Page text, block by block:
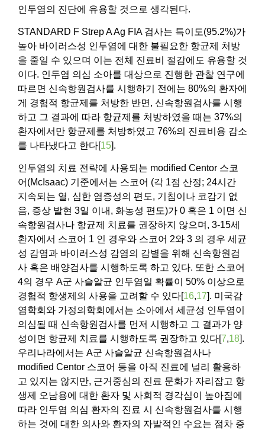
인두염의 진단에 유용할 것으로 생각된다.
STANDARD F Strep A Ag FIA 검사는 특이도(95.2%)가
높아 바이러스성 인두염에 대한 불필요한 항균제 처방
을 줄일 수 있으며 이는 전체 진료비 절감에도 유용할 것
이다. 인두염 의심 소아를 대상으로 진행한 관찰 연구에
따르면 신속항원검사를 시행하기 전에는 80%의 환자에
게 경험적 항균제를 처방한 반면, 신속항원검사를 시행
하고 그 결과에 따라 항균제를 처방하였을 때는 37%의
환자에서만 항균제를 처방하였고 76%의 진료비용 감소
를 나타냈다고 한다[15].
인두염의 치료 전략에 사용되는 modified Centor 스코
어(McIsaac) 기준에서는 스코어 (각 1점 산정; 24시간
지속되는 열, 심한 염증성의 편도, 기침이나 코감기 없
음, 증상 발현 3일 이내, 화농성 편도)가 0 혹은 1 이면 신
속항원검사나 항균제 치료를 권장하지 않으며, 3-15세
환자에서 스코어 1 인 경우와 스코어 2와 3 의 경우 세균
성 감염과 바이러스성 감염의 감별을 위해 신속항원검
사 혹은 배양검사를 시행하도록 하고 있다. 또한 스코어
4의 경우 A군 사슬알균 인두염일 확률이 50% 이상으로
경험적 항생제의 사용을 고려할 수 있다[16,17]. 미국감
염학회와 가정의학회에서는 소아에서 세균성 인두염이
의심될 때 신속항원검사를 먼저 시행하고 그 결과가 양
성이면 항균제 치료를 시행하도록 권장하고 있다[7,18].
우리나라에서는 A군 사슬알균 신속항원검사나
modified Centor 스코어 등을 아직 진료에 널리 활용하
고 있지는 않지만, 근거중심의 진료 문화가 자리잡고 항
생제 오남용에 대한 환자 및 사회적 경각심이 높아짐에
따라 인두염 의심 환자의 진료 시 신속항원검사를 시행
하는 것에 대한 의사와 환자의 자발적인 수요는 점차 증